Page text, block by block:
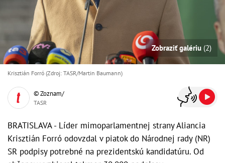
Zobraziť galériu (2)
Krisztián Forró (Zdroj: TASR/Martin Baumann)
© Zoznam/
TASR
BRATISLAVA - Líder mimoparlamentnej strany Aliancia
Krisztián Forró odovzdal v piatok do Národnej rady (NR)
SR podpisy potrebné na prezidentskú kandidatúru. Od